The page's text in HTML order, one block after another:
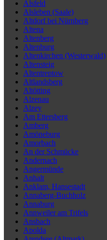
Alsfeld
Alsleben (Saale)
Altdorf bei Nürnberg
Altena
Altenberg
Altenburg
Altenkirchen (Westerwald)
Altensteig
Altentreptow
Altlandsberg
Altötting
Alzenau
Alzey
Am Ettersberg
Amberg
Amöneburg
Amorbach
An der Schmücke
Andernach
Angermünde
Anhalt
Anklam, Hansestadt
Annaberg-Buchholz
Annaburg
Annweiler am Trifels
Ansbach
Apolda